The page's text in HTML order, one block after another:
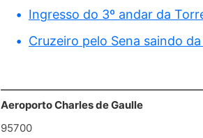
Ingresso do 3º andar da
Cruzeiro pelo Sena saindo
Aeroporto Charles de Gaulle
95700